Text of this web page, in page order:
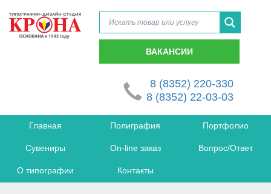
ВАКАНСИИ
8 (8352) 220-330
8 (8352) 22-03-03
Главная Полиграфия Портфолио
Сувениры On-line заказ Вопрос/Ответ
О типографии Контакты